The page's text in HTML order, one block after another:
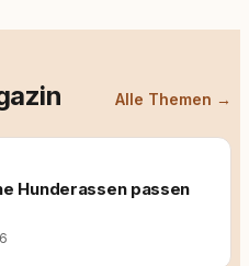
Alle Themen →
Hunderassen passen